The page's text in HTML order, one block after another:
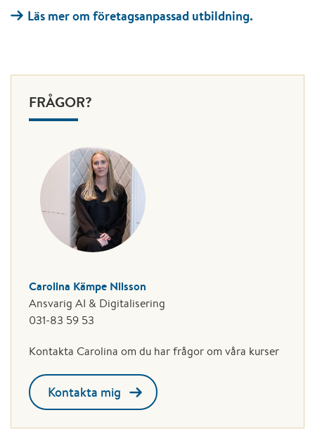
FRÅGOR?
Carolina Kämpe Nilsson
Ansvarig AI & Digitalisering
031-83 59 53
Kontakta Carolina om du har frågor om våra kurser
Kontakta mig
Läs mer om företagsanpassad utbildning.